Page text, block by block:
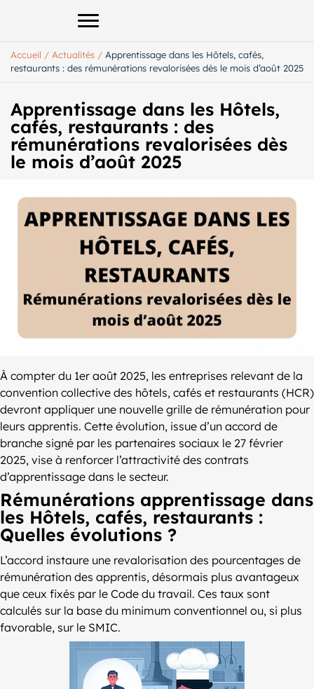
Afficher le menu principal
Accueil / Actualités / Apprentissage dans les Hôtels, cafés,
restaurants : des rémunérations revalorisées dès le mois d’août 2025
Apprentissage dans les Hôtels,
cafés, restaurants : des
rémunérations revalorisées dès
le mois d’août 2025
À compter du 1er août 2025, les entreprises relevant de la
convention collective des hôtels, cafés et restaurants (HCR)
devront appliquer une nouvelle grille de rémunération pour
leurs apprentis. Cette évolution, issue d’un accord de
branche signé par les partenaires sociaux le 27 février
2025, vise à renforcer l’attractivité des contrats
d’apprentissage dans le secteur.
Rémunérations apprentissage dans
les Hôtels, cafés, restaurants :
Quelles évolutions ?
L’accord instaure une revalorisation des pourcentages de
rémunération des apprentis, désormais plus avantageux
que ceux fixés par le Code du travail. Ces taux sont
calculés sur la base du minimum conventionnel ou, si plus
favorable, sur le SMIC.